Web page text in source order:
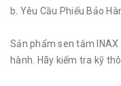
b. Yêu Cầu Phiếu Bảo
Sản phẩm sen tắm
hành. Hãy kiểm tra kỹ